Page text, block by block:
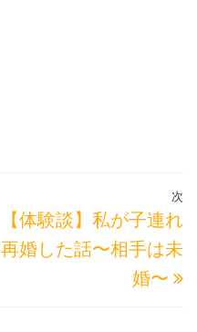
次
【体験談】私が子連れ
再婚した話〜相手は未
婚〜